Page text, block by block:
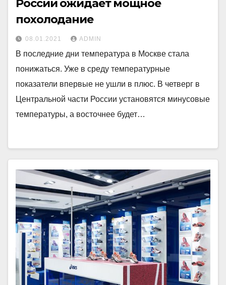
России ожидает мощное
похолодание
08.01.2021 ADMIN
В последние дни температура в Москве стала
понижаться. Уже в среду температурные
показатели впервые не ушли в плюс. В четверг в
Центральной части России установятся минусовые
температуры, а восточнее будет…